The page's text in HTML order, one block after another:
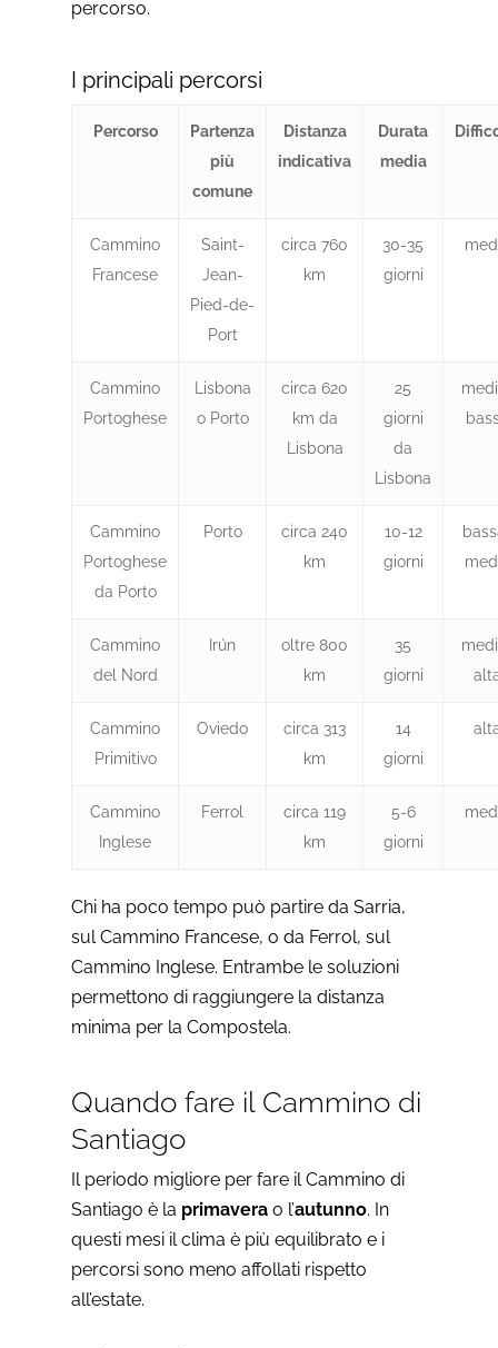
percorso.
I principali percorsi
Percorso
Partenza
più
comune
Distanza
indicativa
Durata
media
Cammino
Francese
Saint-
Jean-
Pied-de-
Port
circa 760
km
30-35
giorni
Cammino
Portoghese
Lisbona
o Porto
circa 620
km da
Lisbona
25
giorni
da
Lisbona
Cammino
Portoghese
da Porto
Porto
circa 240
km
10-12
giorni
Cammino
del Nord
Irún
oltre 800
km
35
giorni
Cammino
Primitivo
Oviedo
circa 313
km
14
giorni
Cammino
Inglese
Ferrol
circa 119
km
5-6
giorni
Chi ha poco tempo può partire da Sarria,
sul Cammino Francese, o da Ferrol, sul
Cammino Inglese. Entrambe le soluzioni
permettono di raggiungere la distanza
minima per la Compostela.
Quando fare il Cammino di
Santiago
Il periodo migliore per fare il Cammino di
Santiago è la primavera o l’autunno. In
questi mesi il clima è più equilibrato e i
percorsi sono meno affollati rispetto
all’estate.